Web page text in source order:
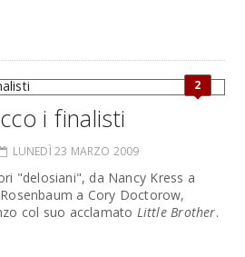
2
i finalisti
LUNEDÌ 23 MARZO 2009
"delosiani", da Nancy Kress a
a Cory Doctorow,
col suo acclamato Little Brother.